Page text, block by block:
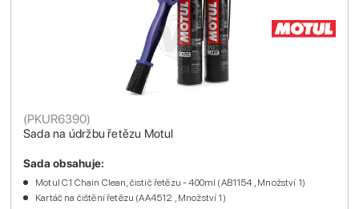
Sada na údržbu řetězu Motul
(PKUR6390)
Sada obsahuje:
Motul C1 Chain Clean, čistič řetězu - 400ml (AB1154 , Množství 1)
Kartáč na čištění řetězu (AA4512 , Množství 1)